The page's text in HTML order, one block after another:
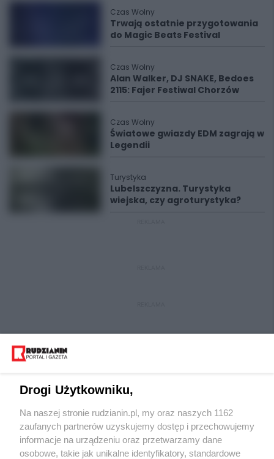
Czas Wolny
Trwają ostatnie przygotowania
do Magic Beats Festival
Czas Wolny
Alan Walker, DJ SNAKE, Bedoes
2115: Fajer Festiwal Chorzów
Czas Wolny
Światowe gwiazdy EDM zagrają w
Legendii
Turystyka
Lubelszczyzna. Turystyka
wiejska, czy agroturystyka?
Wydawca mediów lokalnych
Drogi Użytkowniku,
Na naszej stronie rudzianin.pl, my oraz naszych 1162
zaufanych partnerów uzyskujemy dostęp i przechowujemy
informacje na urządzeniu oraz przetwarzamy dane
osobowe, takie jak unikalne identyfikatory, standardowe